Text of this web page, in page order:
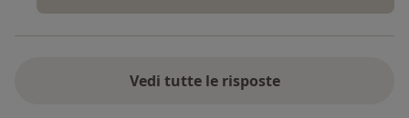
Vedi tutte le risposte